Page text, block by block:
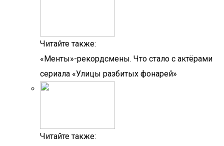
Читайте также:
«Менты»-рекордсмены. Что стало с актёрами
сериала «Улицы разбитых фонарей»
Читайте также: